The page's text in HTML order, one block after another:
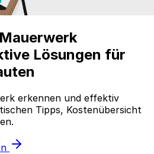
Lösungen für
erkennen und effektiv
Tipps, Kostenübersicht